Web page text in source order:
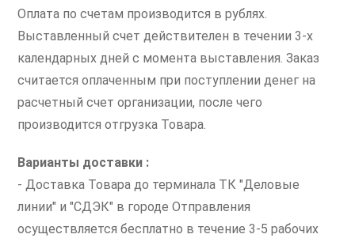
Оплата по счетам производится в рублях.
Выставленный счет действителен в течении 3-х
календарных дней с момента выставления. Заказ
считается оплаченным при поступлении денег на
расчетный счет организации, после чего
производится отгрузка Товара.
Варианты доставки :
- Доставка Товара до терминала ТК "Деловые
линии" и "СДЭК" в городе Отправления
осуществляется бесплатно в течение 3-5 рабочих